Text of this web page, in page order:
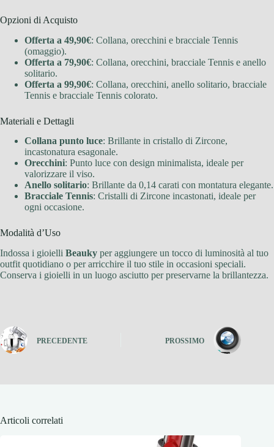
Opzioni di Acquisto
Offerta a 49,90€: Collana, orecchini e bracciale Tennis
(omaggio).
Offerta a 79,90€: Collana, orecchini, bracciale Tennis e anello
solitario.
Offerta a 99,90€: Collana, orecchini, anello solitario, bracciale
Tennis e bracciale Tennis colorato.
Materiali e Dettagli
Collana punto luce: Brillante in cristallo di Zircone,
incastonatura esagonale.
Orecchini: Punto luce con design minimalista, ideale per
valorizzare il viso.
Anello solitario: Brillante da 0,14 carati con montatura elegante.
Bracciale Tennis: Cristalli di Zircone incastonati, ideale per
ogni occasione.
Modalità d’Uso
Indossa i gioielli Beauky per aggiungere un tocco di luminosità al tuo
outfit quotidiano o per arricchire il tuo stile in occasioni speciali.
Conserva i gioielli in un luogo asciutto per preservarne la brillantezza.
PRECEDENTE PROSSIMO
Articoli correlati